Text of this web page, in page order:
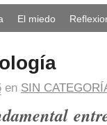
El miedo
en SIN